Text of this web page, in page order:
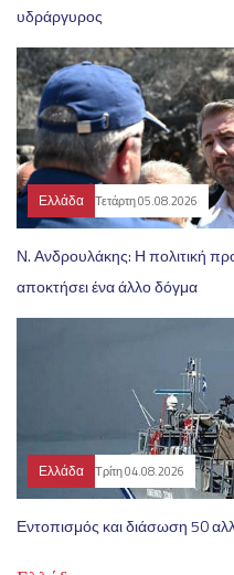
υδράργυρος
Ελλάδα Τετάρτη 05.08.2026
Ν. Ανδρουλάκης: Η πολιτική
αποκτήσει ένα άλλο δόγμα
Ελλάδα Τρίτη 04.08.2026
Εντοπισμός και διάσωση 50